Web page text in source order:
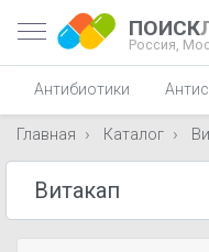
ПОИСК
Россия,
Антибиотики
Главная Каталог